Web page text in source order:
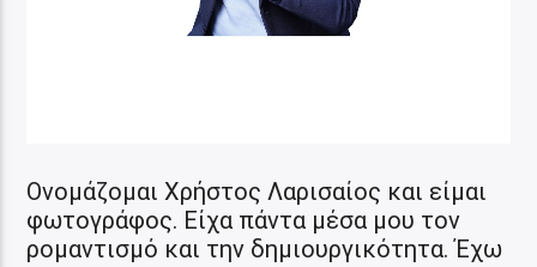
Ονομάζομαι Χρήστος Λαρισαίος και είμαι
φωτογράφος. Είχα πάντα μέσα μου τον
ρομαντισμό και την δημιουργικότητα. Έχω